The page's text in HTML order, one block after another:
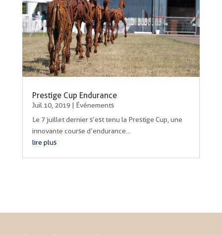
Prestige Cup Endurance
Juil 10, 2019 | Événements
Le 7 juillet dernier s’est tenu la Prestige Cup, une
innovante course d’endurance…
lire plus